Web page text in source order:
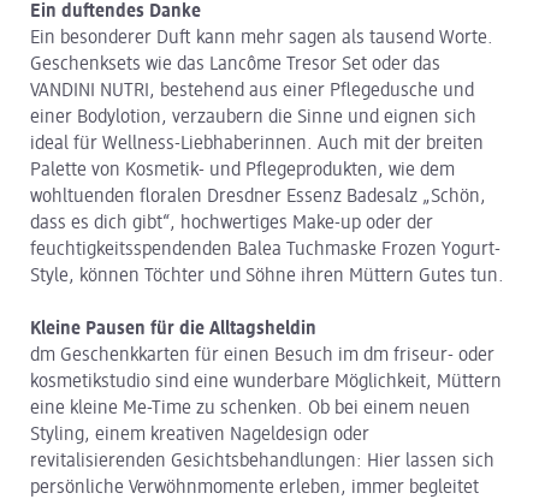
Ein duftendes Danke
Ein besonderer Duft kann mehr sagen als tausend Worte.
Geschenksets wie das Lancôme Tresor Set oder das
VANDINI NUTRI, bestehend aus einer Pflegedusche und
einer Bodylotion, verzaubern die Sinne und eignen sich
ideal für Wellness-Liebhaberinnen. Auch mit der breiten
Palette von Kosmetik- und Pflegeprodukten, wie dem
wohltuenden floralen Dresdner Essenz Badesalz „Schön,
dass es dich gibt“, hochwertiges Make-up oder der
feuchtigkeitsspendenden Balea Tuchmaske Frozen Yogurt-
Style, können Töchter und Söhne ihren Müttern Gutes tun.
Kleine Pausen für die Alltagsheldin
dm Geschenkkarten für einen Besuch im dm friseur- oder
kosmetikstudio sind eine wunderbare Möglichkeit, Müttern
eine kleine Me-Time zu schenken. Ob bei einem neuen
Styling, einem kreativen Nageldesign oder
revitalisierenden Gesichtsbehandlungen: Hier lassen sich
persönliche Verwöhnmomente erleben, immer begleitet